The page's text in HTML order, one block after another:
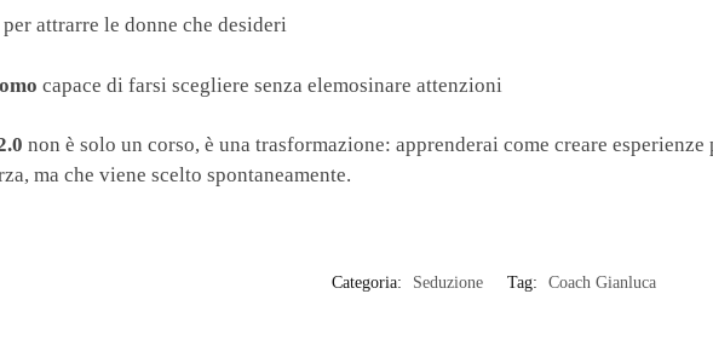
attrarre le donne che desideri
capace di farsi scegliere senza elemosinare attenzioni
non è solo un corso, è una trasformazione: apprenderai come creare
ma che viene scelto spontaneamente.
Categoria: Seduzione Tag: Coach Gianluca